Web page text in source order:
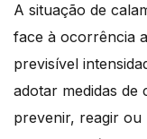
A situação de
face à ocorrência
previsível
adotar medidas de
prevenir, reagir ou